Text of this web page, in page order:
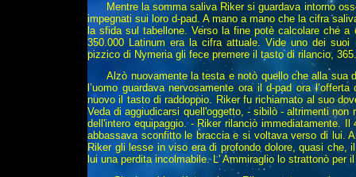
Mentre la somma saliva Riker si guardava intorno
impegnati sui loro d-pad. A mano a mano che la cifra
la sfida sul tabellone. Verso la fine potè calcolare che
350.000 Latinum era la cifra attuale. Vide uno dei suoi
pizzico di Nymeria gli fece premere il tasto di rilancio,
Alzò nuovamente la testa e notò quello che alla sua
l’uomo guardava nervosamente ora il d-pad ora
nuovo il tasto di raddoppio. Riker fu richiamato al suo
Veda di aggiudicarsi quell'oggetto, - sibilò - altrimenti
dell'intero equipaggio. - Riker rilanciò immediatamente.
abbassava sconfitto le braccia e si voltava verso di lui.
Riker gli lesse in viso era di profondo dolore, quasi che,
lui una perdita incolmabile. L' Ammiraglio lo strattonò per